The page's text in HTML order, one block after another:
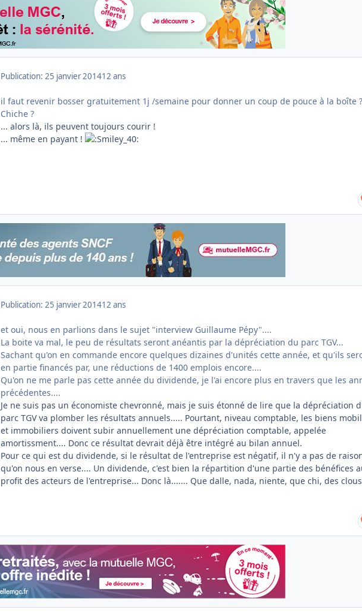
Publication: 25 janvier 201412 ans
il faut revenir bosser gratuitement 1j /semaine pour donner un coup de pouce à la boîte ?
Chiche ?
... alors là, ils peuvent toujours courir !
... même en payant !
Publication: 25 janvier 201412 ans
et oui, nous en parlions dans le sujet "interview Guillaume Pépy"....
La boite va mal, le peu de résultats seront anéantis par la dépréciation du parc TGV...
Sachant qu'on en commande encore quelques dizaines d'unités cette année, et qu'ils
en partie financés par, une réductions de 1400 emplois encore....
Qu'on ne me parle pas cette année du dividende, je l'ai encore plus en travers que les
précédentes....
Je ne suis pas un économiste chevronné, mais je suis étonné de lire que la dépréciation
parc TGV va plomber les résultats annuels..... Pourtant, niveau comptable, les biens
et immobiliers doivent subir annuellement une dépréciation comptable, appelée
amortissment.... Donc ce résultat devrait déjà être intégré au bilan annuel.
Pour ce qui est du dividende, si le résultat de l'entreprise est négatif, il n'y a pas de
qu'on nous en verse.... Un dividende, c'est bien la répartition d'une partie des bénéfices
profit des acteurs de l'entreprise... Donc là....... Que dalle, nada, niente, que chi, des